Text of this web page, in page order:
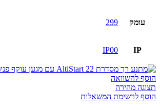
עומק 299
IP
IP00
הוסף להשוואה
תצוגה מהירה
הוסף לרשימת המשאלות